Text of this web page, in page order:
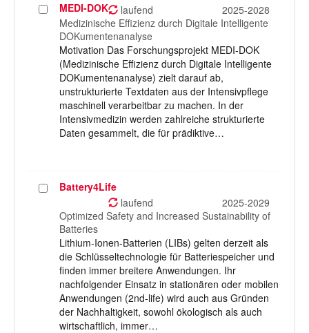
Projekt
auswählen
MEDI-DOK laufend
2025-2028
Medizinische Effizienz durch Digitale Intelligente
DOKumentenanalyse
Motivation Das Forschungsprojekt MEDI-DOK
(Medizinische Effizienz durch Digitale Intelligente
DOKumentenanalyse) zielt darauf ab,
unstrukturierte Textdaten aus der Intensivpflege
maschinell verarbeitbar zu machen. In der
Intensivmedizin werden zahlreiche strukturierte
Daten gesammelt, die für prädiktive…
ProjektBattery4Life
laufend
2025-2029
Optimized Safety and Increased Sustainability of
Batteries
Lithium-Ionen-Batterien (LIBs) gelten derzeit als
die Schlüsseltechnologie für Batteriespeicher und
finden immer breitere Anwendungen. Ihr
nachfolgender Einsatz in stationären oder mobilen
Anwendungen (2nd-life) wird auch aus Gründen
der Nachhaltigkeit, sowohl ökologisch als auch
wirtschaftlich, immer…